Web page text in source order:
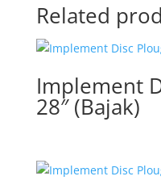
Related
Implement
28″ (Bajak)